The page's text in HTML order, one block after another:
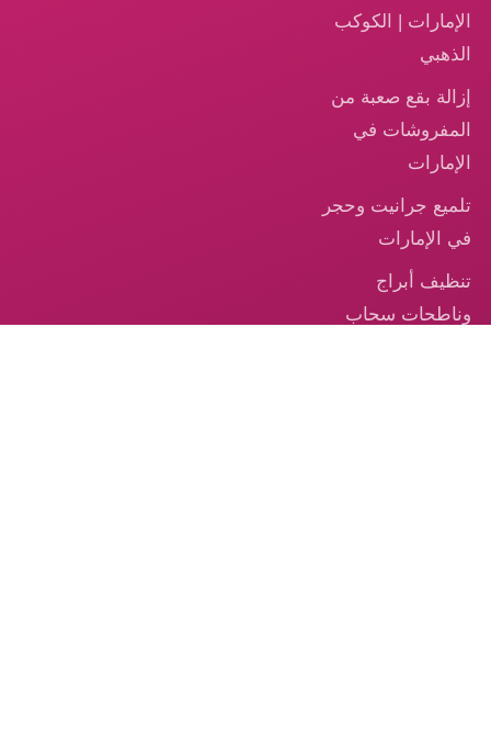
الإمارات | الكوكب
الذهبي
إزالة بقع صعبة من
المفروشات في
الإمارات
تلميع جرانيت وحجر
في الإمارات
تنظيف أبراج
وناطحات سحاب